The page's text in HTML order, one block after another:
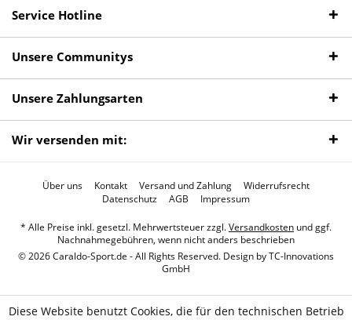
Service Hotline
Unsere Communitys
Unsere Zahlungsarten
Wir versenden mit:
Über uns Kontakt Versand und Zahlung
Widerrufsrecht
Datenschutz
AGB Impressum
* Alle Preise inkl. gesetzl. Mehrwertsteuer zzgl.Versandkosten und ggf.
Nachnahmegebühren, wenn nicht anders beschrieben
© 2026 Caraldo-Sport.de - All Rights Reserved. Design byTC-Innovations
GmbH
Diese Website benutzt Cookies, die für den technischen Betrieb